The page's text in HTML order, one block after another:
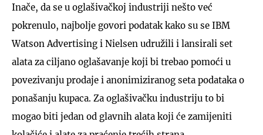
Inače, da se u oglašivačkoj industriji nešto već
pokrenulo, najbolje govori podatak kako su se IBM
Watson Advertising i Nielsen udružili i lansirali set
alata za ciljano oglašavanje koji bi trebao pomoći u
povezivanju prodaje i anonimiziranog seta podataka o
ponašanju kupaca. Za oglašivačku industriju to bi
mogao biti jedan od glavnih alata koji će zamijeniti